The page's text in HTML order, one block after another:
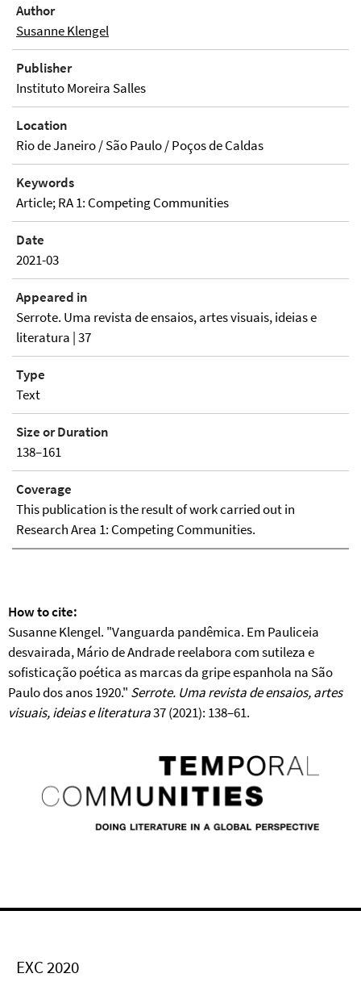
Author
Susanne Klengel
Publisher
Instituto Moreira Salles
Location
Rio de Janeiro / São Paulo / Poços de Caldas
Keywords
Article; RA 1: Competing Communities
Date
2021-03
Appeared in
Serrote. Uma revista de ensaios, artes visuais, ideias e
literatura | 37
Type
Text
Size or Duration
138–161
Coverage
This publication is the result of work carried out in
Research Area 1: Competing Communities.
How to cite:
Susanne Klengel. "Vanguarda pandêmica. Em Pauliceia
desvairada, Mário de Andrade reelabora com sutileza e
sofisticação poética as marcas da gripe espanhola na São
Paulo dos anos 1920." Serrote. Uma revista de ensaios, artes
visuais, ideias e literatura37 (2021): 138–61.
EXC 2020